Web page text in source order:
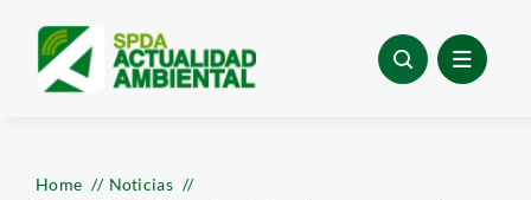
content
Home
Noticias